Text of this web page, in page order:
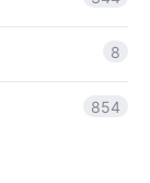
8
854